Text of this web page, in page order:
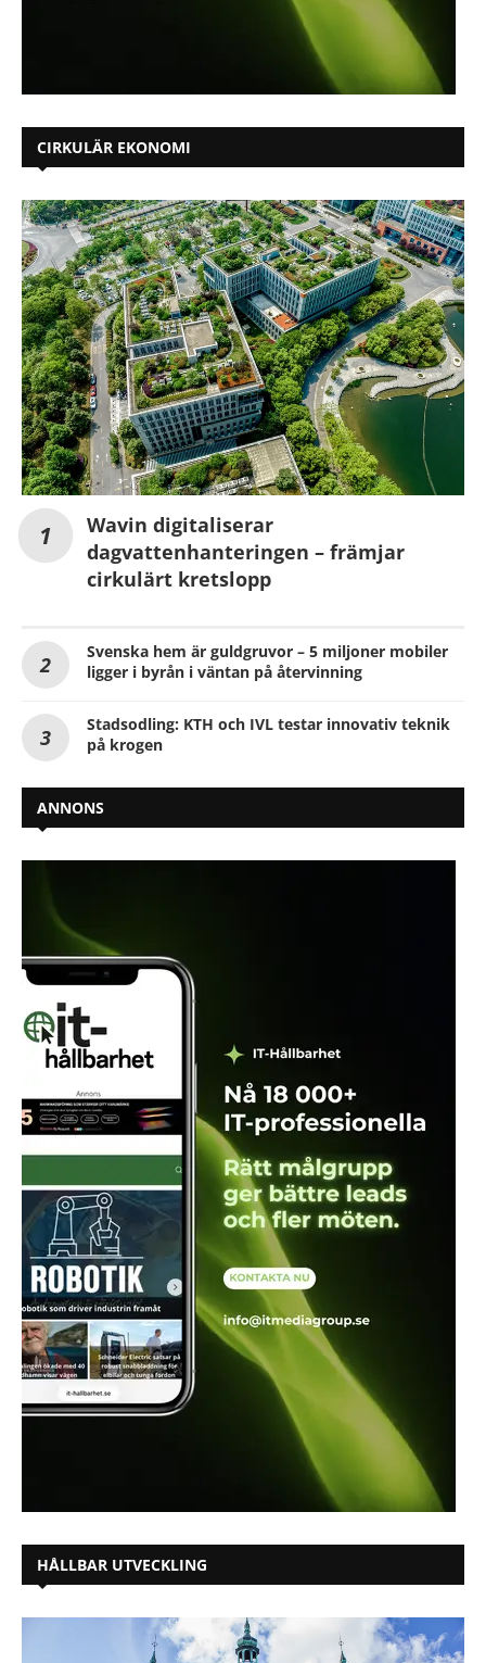
CIRKULÄR EKONOMI
Wavin digitaliserar
dagvattenhanteringen – främjar
cirkulärt kretslopp
Svenska hem är guldgruvor – 5 miljoner mobiler
ligger i byrån i väntan på återvinning
Stadsodling: KTH och IVL testar innovativ teknik
på krogen
ANNONS
HÅLLBAR UTVECKLING